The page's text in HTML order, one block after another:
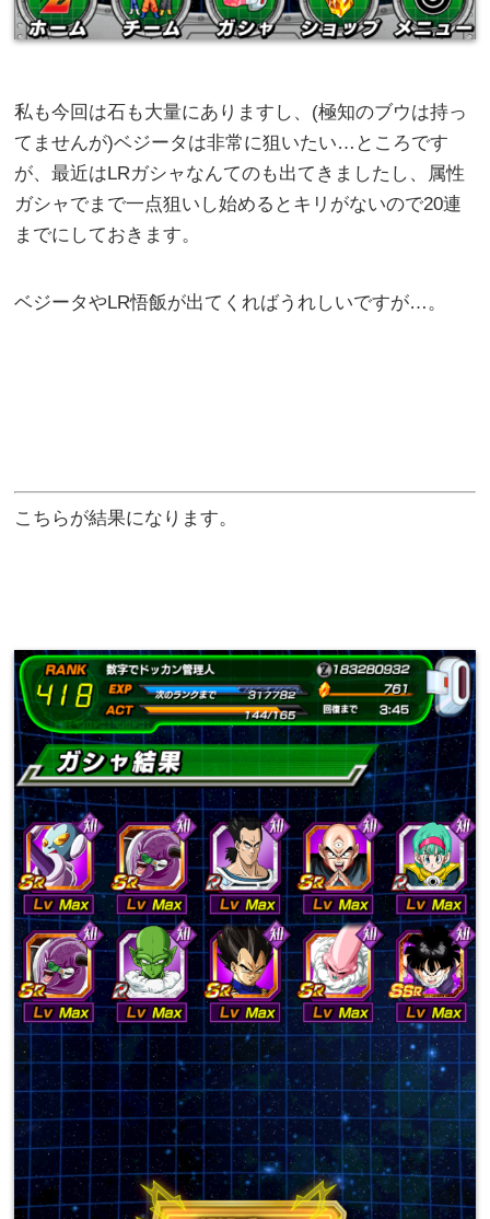
私も今回は石も大量にありますし、(極知のブウは持っ
てませんが)ベジータは非常に狙いたい…ところです
が、最近はLRガシャなんてのも出てきましたし、属性
ガシャでまで一点狙いし始めるとキリがないので20連
までにしておきます。
ベジータやLR悟飯が出てくればうれしいですが…。
こちらが結果になります。